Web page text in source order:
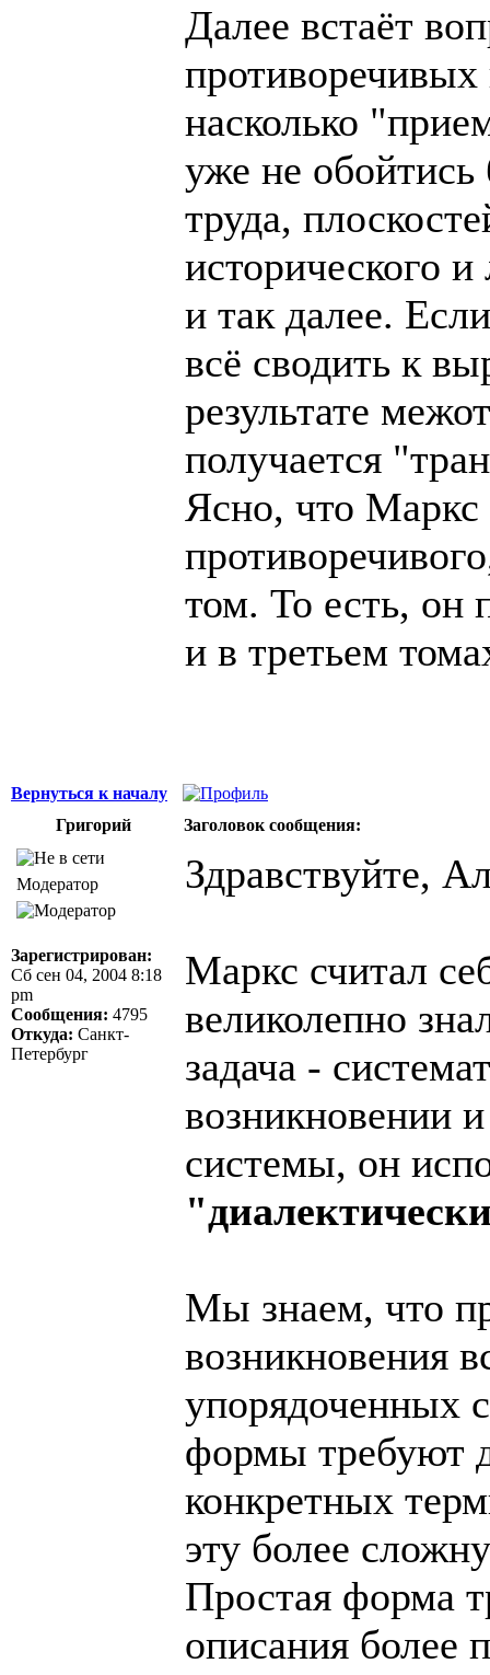
Далее встаёт
насколько
уже не обойтись
труда,
исторического и
и так далее.
всё сводить к
результате
получается
Ясно, что Маркс
том. То есть, он
и в третьем
Вернуться к началу
Григорий
Заголовок сообщения:
Модератор
Зарегистрирован:
Сб сен 04, 2004 8:18
pm
Сообщения: 4795
Откуда: Санкт-
Петербург
Здравствуйте,
Маркс считал
великолепно
задача -
возникновении
системы, он
Мы знаем, что
возникновения
упорядоченных
формы требуют
конкретных
эту более
Простая форма
описания более